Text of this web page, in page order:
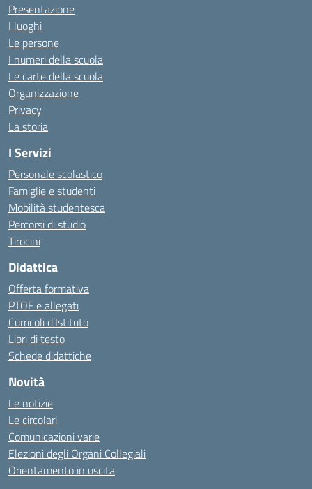
Presentazione
I luoghi
Le persone
I numeri della scuola
Le carte della scuola
Organizzazione
Privacy
La storia
I Servizi
Personale scolastico
Famiglie e studenti
Mobilità studentesca
Percorsi di studio
Tirocini
Didattica
Offerta formativa
PTOF e allegati
Curricoli d’Istituto
Libri di testo
Schede didattiche
Novità
Le notizie
Le circolari
Comunicazioni varie
Elezioni degli Organi Collegiali
Orientamento in uscita